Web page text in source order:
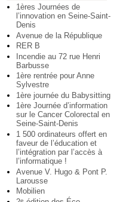
1ères Journées de
l’innovation en Seine-Saint-
Denis
Avenue de la République
RER B
Incendie au 72 rue Henri
Barbusse
1ère rentrée pour Anne
Sylvestre
1ère journée du Babysitting
1ère Journée d’information
sur le Cancer Colorectal en
Seine-Saint-Denis
1 500 ordinateurs offert en
faveur de l’éducation et
l’intégration par l’accès à
l’informatique !
Avenue V. Hugo & Pont P.
Larousse
Mobilien
e